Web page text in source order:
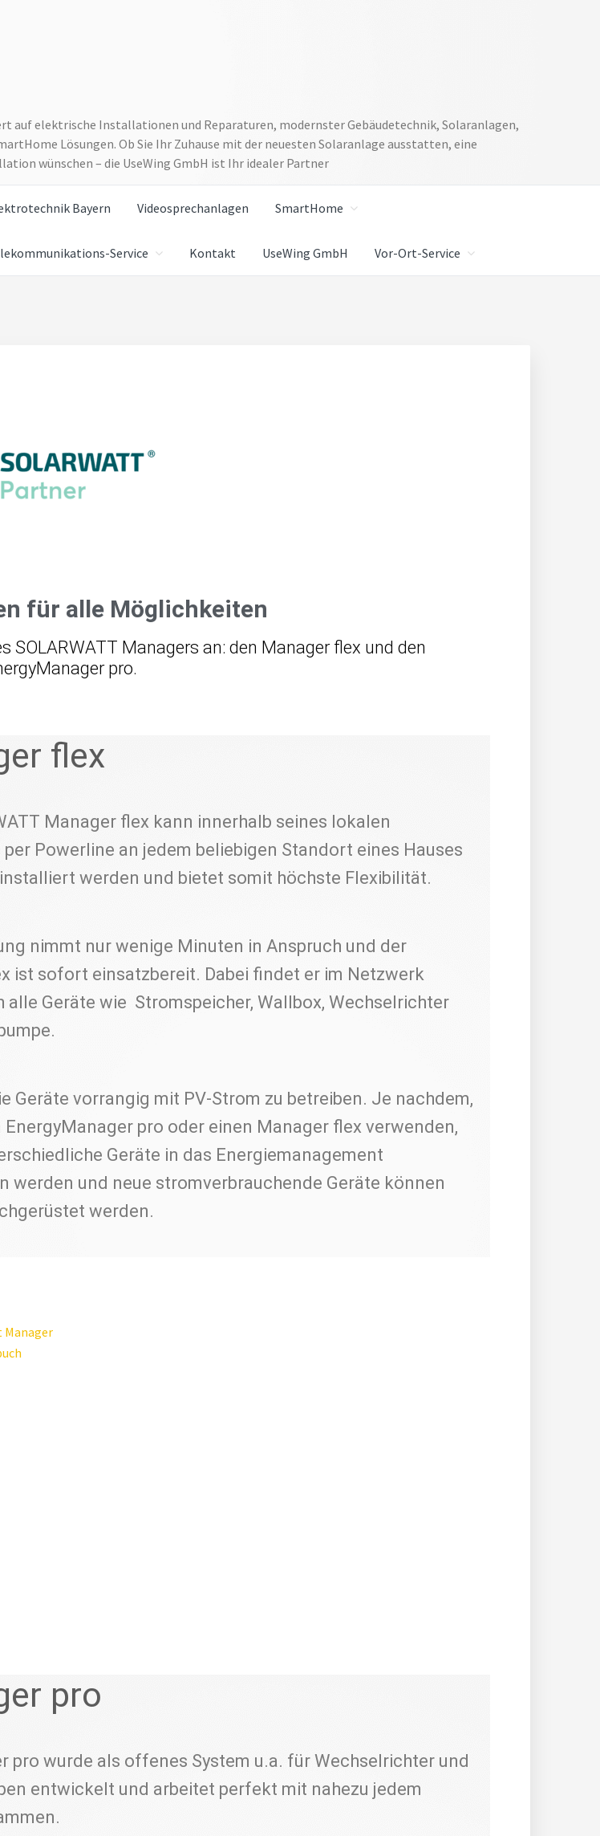
auf elektrische Installationen und Reparaturen, modernster Gebäudetechnik, Solaranlagen,
Lösungen. Ob Sie Ihr Zuhause mit der neuesten Solaranlage ausstatten, eine
wünschen – die UseWing GmbH ist Ihr idealer Partner
Bayern Videosprechanlagen SmartHome
Service Kontakt UseWing GmbH Vor-Ort-Service
für alle Möglichkeiten
Managers an: den Manager flex und den
pro.
flex
Manager flex kann innerhalb seines lokalen
Powerline an jedem beliebigen Standort eines Hauses
werden und bietet somit höchste Flexibilität.
nimmt nur wenige Minuten in Anspruch und der
ist sofort einsatzbereit. Dabei findet er im Netzwerk
alle Geräte wie Stromspeicher, Wallbox, Wechselrichter
Geräte vorrangig mit PV-Strom zu betreiben. Je nachdem,
EnergyManager pro oder einen Manager flex verwenden,
Geräte in das Energiemanagement
werden und neue stromverbrauchende Geräte können
werden.
pro
pro wurde als offenes System u.a. für Wechselrichter und
entwickelt und arbeitet perfekt mit nahezu jedem